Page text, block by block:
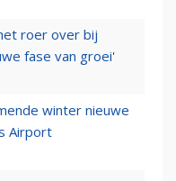
roer over bij
fase van groei'
winter nieuwe
Airport